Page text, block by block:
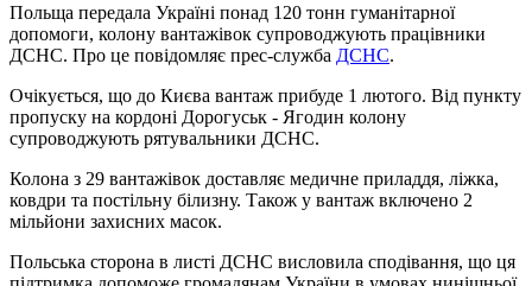
Польща передала Україні понад 120 тонн гуманітарної
допомоги, колону вантажівок супроводжують працівники
ДСНС. Про це повідомляє прес-служба ДСНС.
Очікується, що до Києва вантаж прибуде 1 лютого. Від пункту
пропуску на кордоні Дорогуськ - Ягодин колону
супроводжують рятувальники ДСНС.
Колона з 29 вантажівок доставляє медичне приладдя, ліжка,
ковдри та постільну білизну. Також у вантаж включено 2
мільйони захисних масок.
Польська сторона в листі ДСНС висловила сподівання, що ця